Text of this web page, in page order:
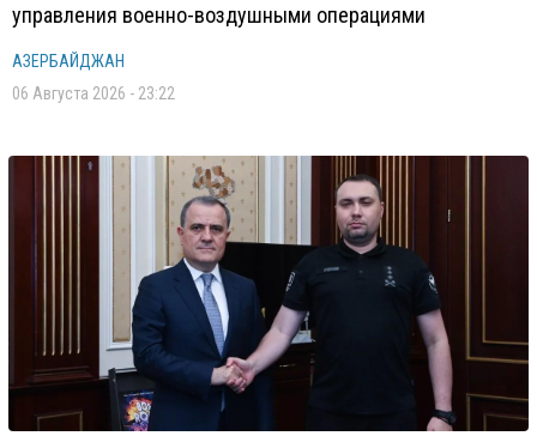
управления военно-воздушными операциями
АЗЕРБАЙДЖАН
06 Августа 2026 - 23:22